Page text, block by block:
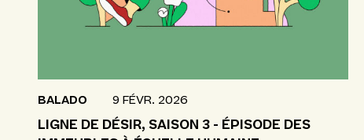
BALADO 9 FÉVR. 2026
LIGNE DE DÉSIR, SAISON 3 - ÉPISODE DES